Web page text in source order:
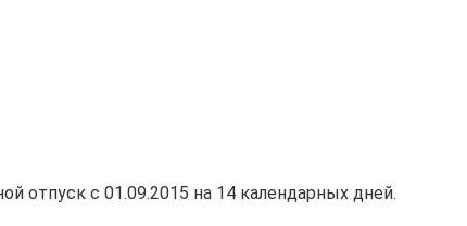
отпуск с 01.09.2015 на 14 календарных дней.